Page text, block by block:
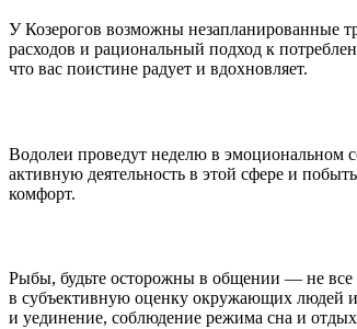
У Козерогов возможны незапланированные
расходов и рациональный подход к
что вас поистине радует и вдохновляет.
Водолеи проведут неделю в эмоциональном
активную деятельность в этой сфере и
комфорт.
Рыбы, будьте осторожны в общении — не все
в субъективную оценку окружающих людей и
и уединение, соблюдение режима сна и